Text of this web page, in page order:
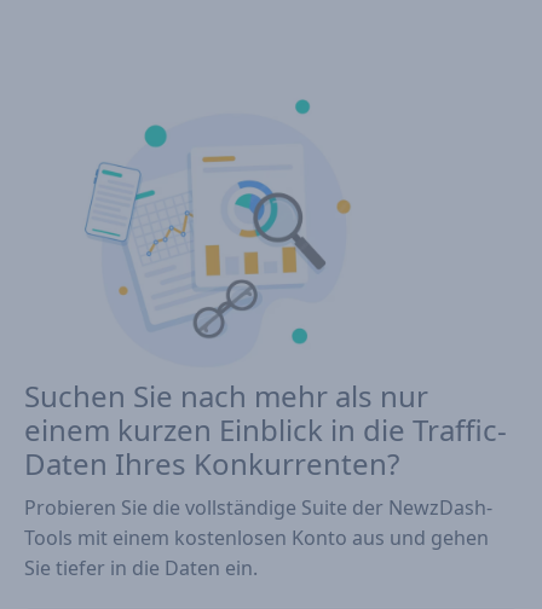
Suchen Sie nach mehr als nur
einem kurzen Einblick in die Traffic-
Daten Ihres Konkurrenten?
Probieren Sie die vollständige Suite der NewzDash-
Tools mit einem kostenlosen Konto aus und gehen
Sie tiefer in die Daten ein.